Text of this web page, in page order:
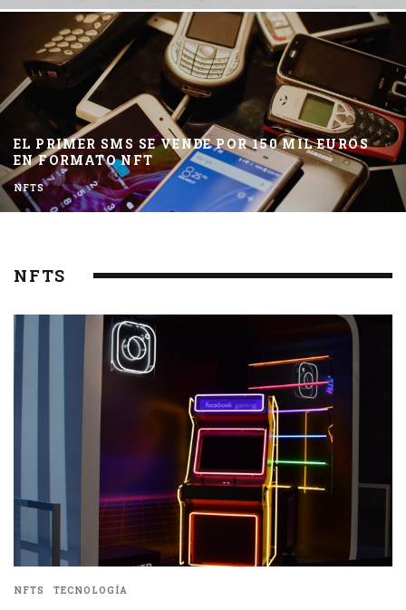
EL PRIMER SMS SE VENDE POR 150 MIL EUROS
EN FORMATO NFT
NFTS
NFTS
NFTS TECNOLOGÍA